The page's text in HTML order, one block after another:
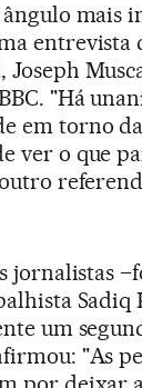
mais
"Há
em torno
ver o que
jornalistas
Sadiq
um
"As